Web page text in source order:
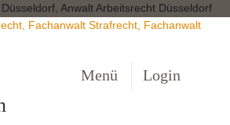
Anwalt Arbeitsrecht Düsseldorf
Menü Login